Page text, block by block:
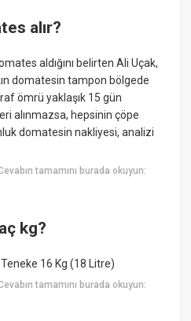
alır?
aldığını belirten Ali Uçak,
domatesin tampon bölgede
ömrü yaklaşık 15 gün
alınmazsa, hepsinin çöpe
domatesin nakliyesi, analizi
tamamını burada okuyun:
kg?
Teneke 16 Kg (18 Litre)
tamamını burada okuyun: